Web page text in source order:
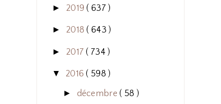
► 2019( 637 )
► 2018( 643 )
► 2017( 734 )
▼ 2016( 598 )
► décembre( 58 )